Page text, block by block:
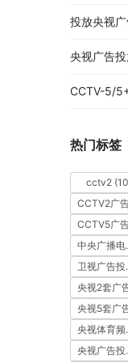
投放央视
央视广告
CCTV-5/
热门标签
cctv2
中
卫
央
央